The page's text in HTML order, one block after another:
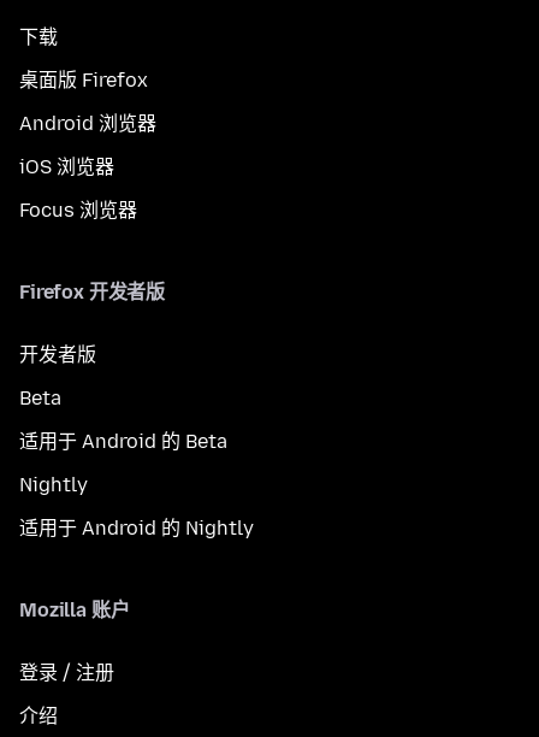
下载
桌面版 Firefox
Android 浏览器
iOS 浏览器
Focus 浏览器
Firefox 开发者版
开发者版
Beta
适用于 Android 的 Beta
Nightly
适用于 Android 的 Nightly
Mozilla 账户
登录 / 注册
介绍